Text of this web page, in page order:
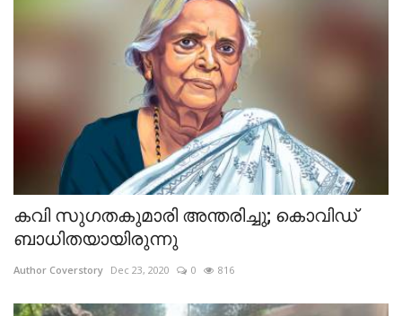
കവി സുഗതകുമാരി അന്തരിച്ചു; കൊവിഡ്
ബാധിതയായിരുന്നു
Author Coverstory Dec 23, 2020 0 816